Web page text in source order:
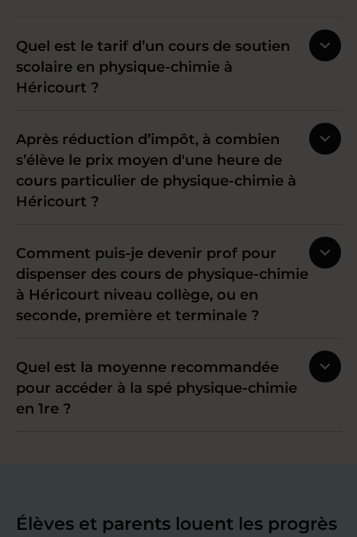
Quel est le tarif d’un cours de soutien
scolaire en physique-chimie à
Héricourt ?
Après réduction d’impôt, à combien
s’élève le prix moyen d'une heure de
cours particulier de physique-chimie à
Héricourt ?
Comment puis-je devenir prof pour
dispenser des cours de physique-chimie
à Héricourt niveau collège, ou en
seconde, première et terminale ?
Quel est la moyenne recommandée
pour accéder à la spé physique-chimie
en 1re ?
Élèves et parents louent les progrès